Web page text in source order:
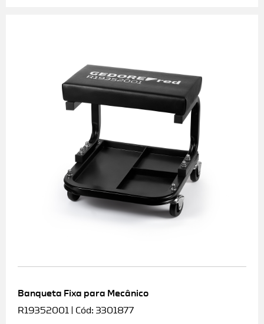
Banqueta Fixa para Mecânico
R19352001 | Cód: 3301877